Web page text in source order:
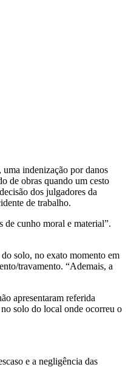
uma indenização por danos
de obras quando um cesto
dos julgadores da
de trabalho.
de cunho moral e material”.
solo, no exato momento em
travamento. “Ademais, a
apresentaram referida
solo do local onde ocorreu o
e a negligência das